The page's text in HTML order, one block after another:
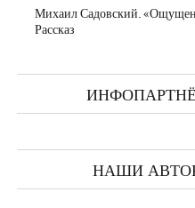
Михаил Садовский.
Рассказ
НАШИ